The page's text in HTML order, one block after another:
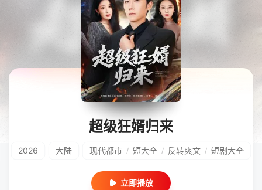
暂无观看影片的记录
超级狂婿归来
2026 大陆 现代都市 / 短大全 / 反转爽文 / 短剧大全
立即播放